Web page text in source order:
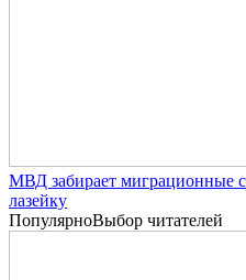
МВД забирает миграционные
лазейку
ПопулярноВыбор читателей